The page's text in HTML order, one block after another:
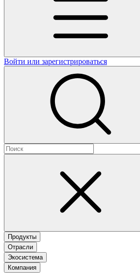
Войти или зарегистрироваться
Продукты
Отрасли
Экосистема
Компания